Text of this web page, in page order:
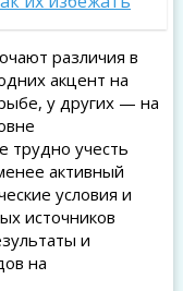
различия в
акцент на
у других — на
трудно учесть
активный
условия и
источников
и
на